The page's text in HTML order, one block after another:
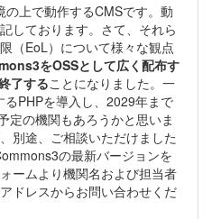
上で動作するCMSです。動
しております。さて、それら
（EoL）について様々な観点
をOSSとして広く配布す
了することになりました。一
PHPを導入し、2029年まで
定の機関もあろうかと思いま
別途、ご相談いただけました
の最新バージョンを
ームより機関名および担当者
ドレスからお問い合わせくだ